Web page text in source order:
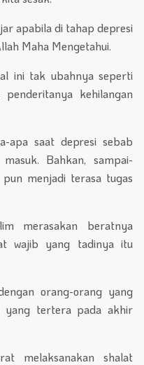
apabila di tahap depresi
Maha Mengetahui.
ini tak ubahnya seperti
kehilangan
apa saat depresi sebab
Bahkan, sampai-
menjadi terasa tugas
merasakan beratnya
wajib yang tadinya itu
orang-orang yang
yang tertera pada akhir
melaksanakan shalat